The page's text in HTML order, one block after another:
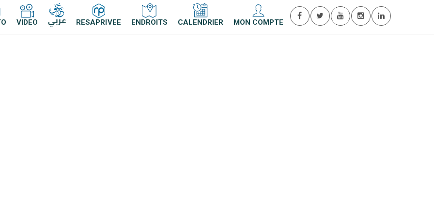
VIDEO عربي RESAPRIVEE ENDROITS CALENDRIER MON COMPTE